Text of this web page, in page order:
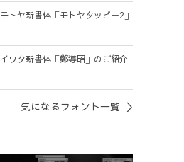
モトヤ新書体「モトヤタッピー2」
イワタ新書体「鄭導昭」のご紹介
気になるフォント一覧